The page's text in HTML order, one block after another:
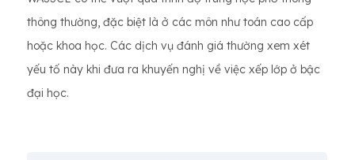
thông thường, đặc biệt là ở các môn như toán cao cấp
hoặc khoa học. Các dịch vụ đánh giá thường xem xét
yếu tố này khi đưa ra khuyến nghị về việc xếp lớp ở bậc
đại học.